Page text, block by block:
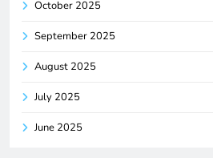
October 2025
September 2025
August 2025
July 2025
June 2025